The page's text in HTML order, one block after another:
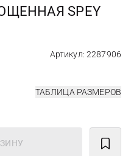
SPEY
Артикул: 2287906
ТАБЛИЦА РАЗМЕРОВ